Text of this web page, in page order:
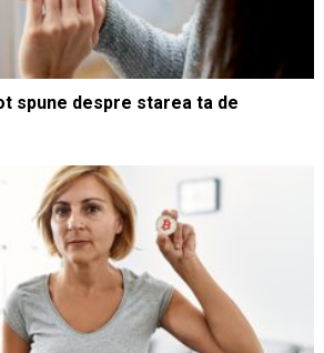
spune despre starea ta de